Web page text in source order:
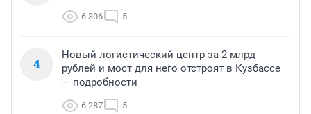
6 306 5
4
Новый логистический центр за 2 млрд
рублей и мост для него отстроят в Кузбассе
— подробности
6 287 5